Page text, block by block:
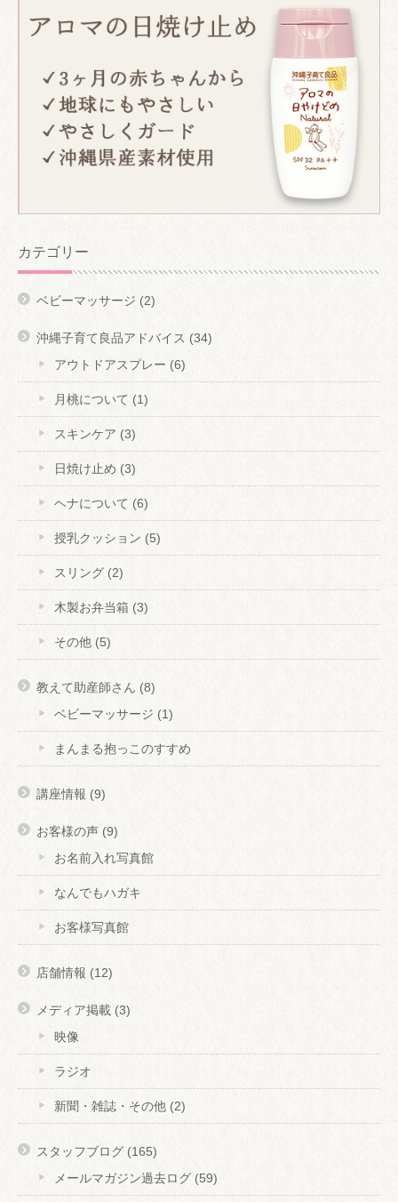
カテゴリー
ベビーマッサージ (2)
沖縄子育て良品アドバイス (34)
アウトドアスプレー (6)
月桃について (1)
スキンケア (3)
日焼け止め (3)
ヘナについて (6)
授乳クッション (5)
スリング (2)
木製お弁当箱 (3)
その他 (5)
教えて助産師さん (8)
ベビーマッサージ (1)
まんまる抱っこのすすめ
講座情報 (9)
お客様の声 (9)
お名前入れ写真館
なんでもハガキ
お客様写真館
店舗情報 (12)
メディア掲載 (3)
映像
ラジオ
新聞・雑誌・その他 (2)
スタッフブログ (165)
メールマガジン過去ログ (59)